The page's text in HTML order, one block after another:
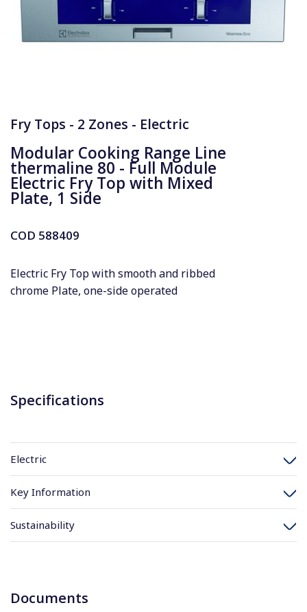
Fry Tops - 2 Zones - Electric
Modular Cooking Range Line
thermaline 80 - Full Module
Electric Fry Top with Mixed
Plate, 1 Side
COD 588409
Electric Fry Top with smooth and ribbed
chrome Plate, one-side operated
Specifications
Electric
Key Information
Sustainability
Documents